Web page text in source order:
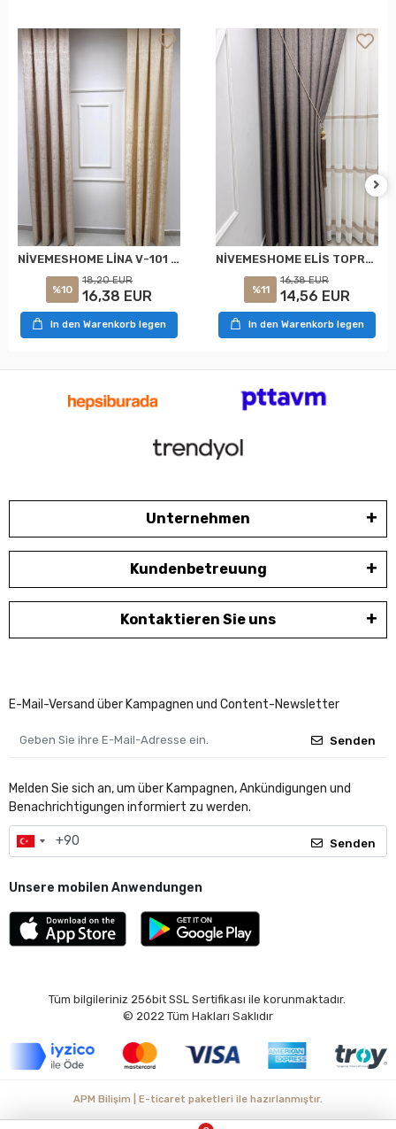
NİVEMESHOME LİNA V-101 KREM 1/3 PİLELİ FON PERDE
%10
18,20 EUR
16,38 EUR
In den Warenkorb legen
NİVEMESHOME ELİS TOPRAK FON PERDE 1/3 SIK PİLELİ PERDE APM
%11
16,38 EUR
14,56 EUR
In den Warenkorb legen
Unternehmen
Kundenbetreuung
Kontaktieren Sie uns
E-Mail-Versand über Kampagnen und Content-Newsletter
Senden
Melden Sie sich an, um über Kampagnen, Ankündigungen und
Benachrichtigungen informiert zu werden.
Senden
Unsere mobilen Anwendungen
Tüm bilgileriniz 256bit SSL Sertifikası ile korunmaktadır.
© 2022 Tüm Hakları Saklıdır
APM Bilişim | E-ticaret paketleri ile hazırlanmıştır.